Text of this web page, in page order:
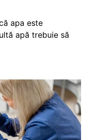
apa este
apă trebuie să